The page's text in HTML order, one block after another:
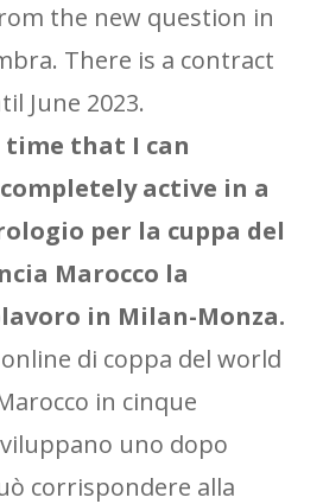
the new question in
There is a contract
June 2023.
that I can
active in a
per la cuppa del
Marocco la
in Milan-Monza.
di coppa del world
in cinque
uno dopo
corrispondere alla